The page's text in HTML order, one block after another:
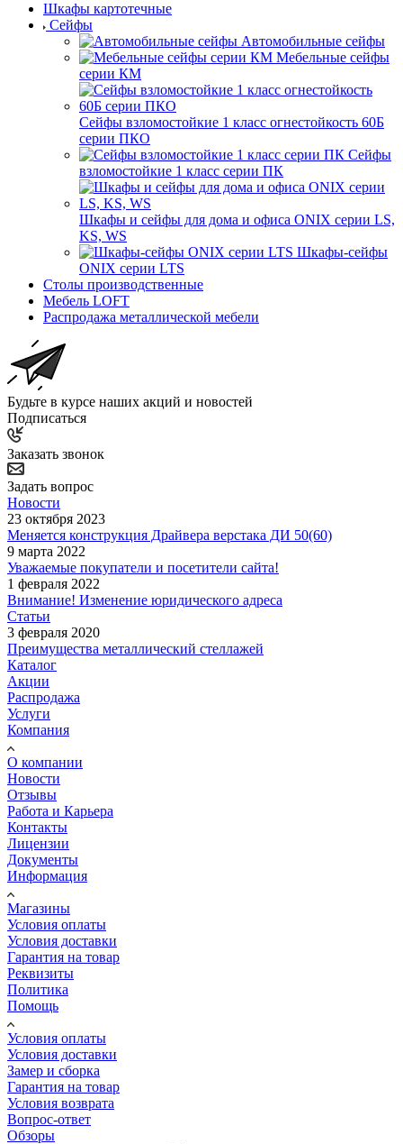
Шкафы картотечные
Сейфы
Автомобильные сейфы
Мебельные сейфы
серии КМ
Сейфы взломостойкие 1 класс огнестойкость 60Б
серии ПКО
Сейфы
взломостойкие 1 класс серии ПК
Шкафы и сейфы для дома и офиса ONIX серии LS,
KS, WS
Шкафы-сейфы
ONIX серии LTS
Столы производственные
Мебель LOFT
Распродажа металлической мебели
Будьте в курсе наших акций и новостей
Подписаться
Заказать звонок
Задать вопрос
Новости
23 октября 2023
Меняется конструкция Драйвера верстака ДИ 50(60)
9 марта 2022
Уважаемые покупатели и посетители сайта!
1 февраля 2022
Внимание! Изменение юридического адреса
Статьи
3 февраля 2020
Преимущества металлический стеллажей
Каталог
Акции
Распродажа
Услуги
Компания
О компании
Новости
Отзывы
Работа и Карьера
Контакты
Лицензии
Документы
Информация
Магазины
Условия оплаты
Условия доставки
Гарантия на товар
Реквизиты
Политика
Помощь
Условия оплаты
Условия доставки
Замер и сборка
Гарантия на товар
Условия возврата
Вопрос-ответ
Обзоры